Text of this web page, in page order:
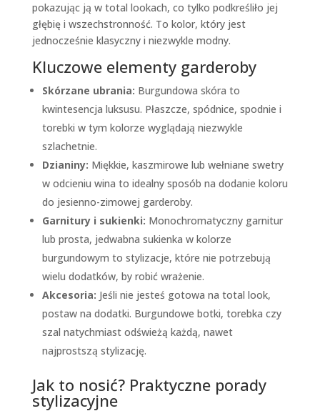
pokazując ją w total lookach, co tylko podkreśliło jej
głębię i wszechstronność. To kolor, który jest
jednocześnie klasyczny i niezwykle modny.
Kluczowe elementy garderoby
Skórzane ubrania: Burgundowa skóra to
kwintesencja luksusu. Płaszcze, spódnice, spodnie i
torebki w tym kolorze wyglądają niezwykle
szlachetnie.
Dzianiny: Miękkie, kaszmirowe lub wełniane swetry
w odcieniu wina to idealny sposób na dodanie koloru
do jesienno-zimowej garderoby.
Garnitury i sukienki: Monochromatyczny garnitur
lub prosta, jedwabna sukienka w kolorze
burgundowym to stylizacje, które nie potrzebują
wielu dodatków, by robić wrażenie.
Akcesoria: Jeśli nie jesteś gotowa na total look,
postaw na dodatki. Burgundowe botki, torebka czy
szal natychmiast odświeżą każdą, nawet
najprostszą stylizację.
Jak to nosić? Praktyczne porady
stylizacyjne